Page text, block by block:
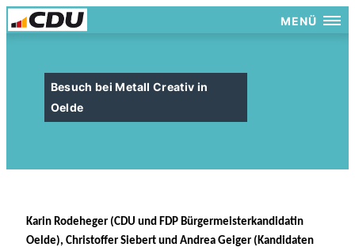
MENÜ
Besuch bei Metall Creativ in
Oelde
Karin Rodeheger (CDU und FDP Bürgermeisterkandidatin
Oelde), Christoffer Siebert und Andrea Geiger (Kandidaten